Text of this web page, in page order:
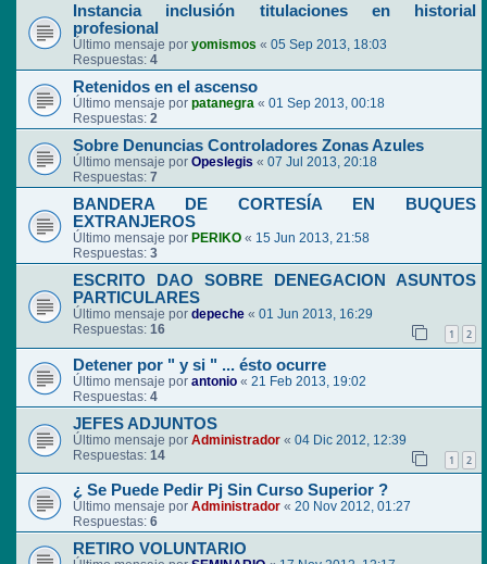
Instancia inclusión titulaciones en historial
profesional
Último mensaje por yomismos « 05 Sep 2013, 18:03
Respuestas: 4
Retenidos en el ascenso
Último mensaje por patanegra « 01 Sep 2013, 00:18
Respuestas: 2
Sobre Denuncias Controladores Zonas Azules
Último mensaje por Opeslegis « 07 Jul 2013, 20:18
Respuestas: 7
BANDERA DE CORTESÍA EN BUQUES
EXTRANJEROS
Último mensaje por PERIKO « 15 Jun 2013, 21:58
Respuestas: 3
ESCRITO DAO SOBRE DENEGACION ASUNTOS
PARTICULARES
Último mensaje por depeche « 01 Jun 2013, 16:29
Respuestas: 16 1 2
Detener por " y si " ... ésto ocurre
Último mensaje por antonio « 21 Feb 2013, 19:02
Respuestas: 4
JEFES ADJUNTOS
Último mensaje por Administrador « 04 Dic 2012, 12:39
Respuestas: 14 1 2
¿ Se Puede Pedir Pj Sin Curso Superior ?
Último mensaje por Administrador « 20 Nov 2012, 01:27
Respuestas: 6
RETIRO VOLUNTARIO